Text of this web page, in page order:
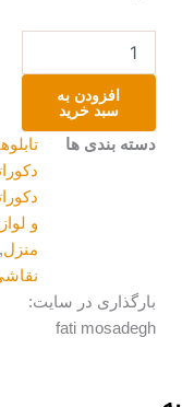
افزودن به
سبد خرید
دسته بندی ها
تابلوهای
دکوراتیو ,
دکوراتیو
و لوازم
منزل,
نقاشی
بارگذاری در سایت:
fati mosadegh